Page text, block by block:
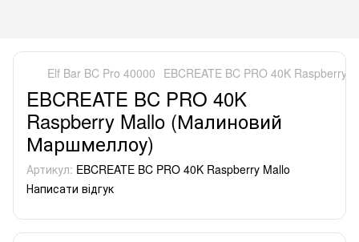
Elf Bar BC Pro 40000 EBCREATE BC PRO 40K
EBCREATE BC PRO 40K
Raspberry Mallo (Малиновий
Маршмеллоу)
Артикул: EBCREATE BC PRO 40K Raspberry Mallo
Написати відгук